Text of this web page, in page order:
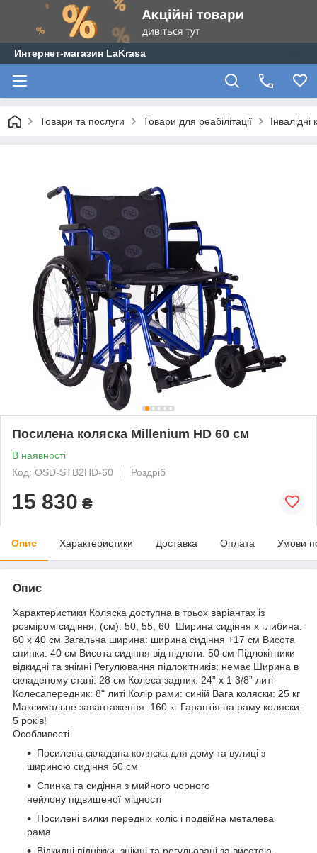
Интернет-магазин LaKrasa
Товари та послуги Товари для реабілітації Інвалідні
Посилена коляска Millenium HD 60 см
В наявності
Код: OSD-STB2HD-60
Роздріб
15 830 ₴
Опис Характеристики Доставка Оплата Умови
Опис
Характеристики Коляска доступна в трьох варіантах із
розміром сидіння, (см): 50, 55, 60 Ширина сидіння х глибина:
60 х 40 см Загальна ширина: ширина сидіння +17 см Висота
спинки: 40 см Висота сидіння від підлоги: 50 см Підлокітники
відкидні та знімні Регулювання підлокітників: немає Ширина в
складеному стані: 28 см Колеса задник: 24” x 1 3/8” литі
Колесапередник: 8" литі Колір рами: синій Вага коляски: 25 кг
Максимальне завантаження: 160 кг Гарантія на раму коляски:
5 років!
Особливості
Посилена складана коляска для дому та вулиці з
шириною сидіння 60 см
Спинка та сидіння з мийного чорного
нейлону підвищеної міцності
Посилені вилки передніх коліс і подвійна металева
рама
Відкидні підніжки, знімні та регульовані за висотою,